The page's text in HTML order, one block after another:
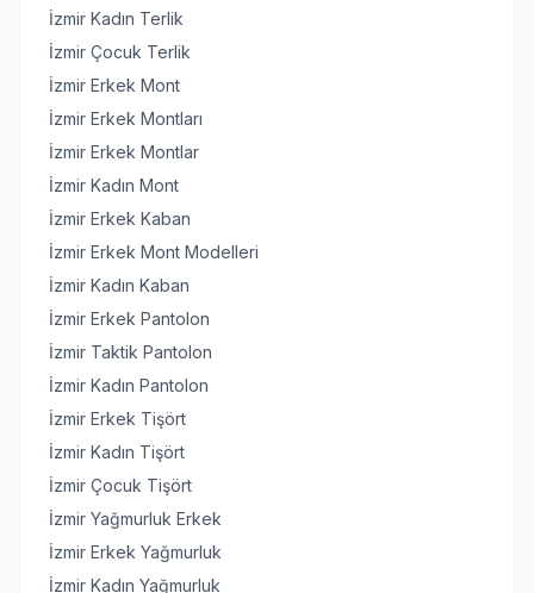
İzmir Kadın Terlik
İzmir Çocuk Terlik
İzmir Erkek Mont
İzmir Erkek Montları
İzmir Erkek Montlar
İzmir Kadın Mont
İzmir Erkek Kaban
İzmir Erkek Mont Modelleri
İzmir Kadın Kaban
İzmir Erkek Pantolon
İzmir Taktik Pantolon
İzmir Kadın Pantolon
İzmir Erkek Tişört
İzmir Kadın Tişört
İzmir Çocuk Tişört
İzmir Yağmurluk Erkek
İzmir Erkek Yağmurluk
İzmir Kadın Yağmurluk